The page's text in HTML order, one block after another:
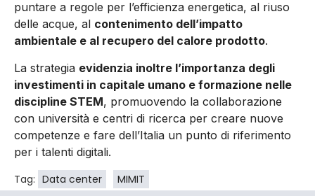
puntare a regole per l’efficienza energetica, al riuso
delle acque, al contenimento dell’impatto
ambientale e al recupero del calore prodotto.
La strategia evidenzia inoltre l’importanza degli
investimenti in capitale umano e formazione nelle
discipline STEM, promuovendo la collaborazione
con università e centri di ricerca per creare nuove
competenze e fare dell’Italia un punto di riferimento
per i talenti digitali.
Tag: Data center MIMIT